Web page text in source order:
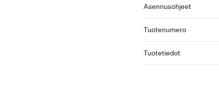
Asennusohjeet
Tuotenumero
Tuotetiedot